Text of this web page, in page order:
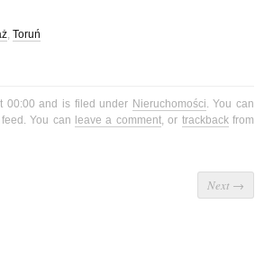
, Toruń
00:00 and is filed under Nieruchomości. You can
feed. You can leave a comment, or trackbackfrom
Next →